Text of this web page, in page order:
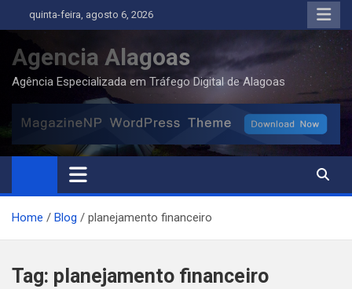
to
content
quinta-feira, agosto 6, 2026
Agencia Alagoas
Agência Especializada em Tráfego Digital de Alagoas
Home Blog planejamento financeiro
Tag: planejamento financeiro